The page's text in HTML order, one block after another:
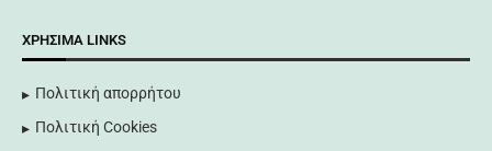
ΧΡΉΣΙΜΑ LINKS
Πολιτική απορρήτου
Πολιτική Cookies